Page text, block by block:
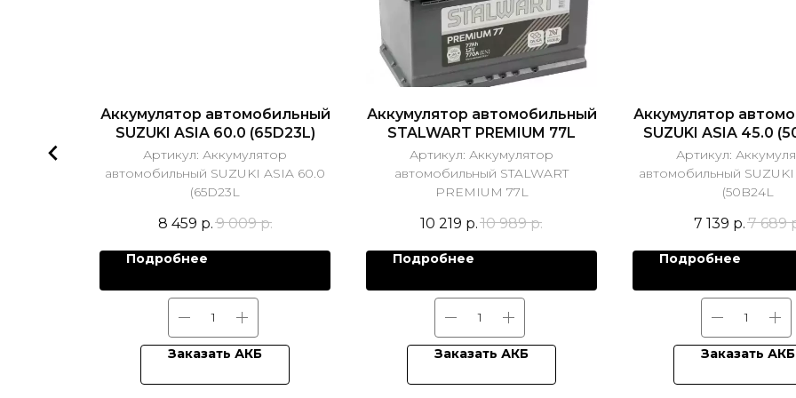
Аккумулятор автомобильный
SUZUKI ASIA 60.0 (65D23L)
Артикул: Аккумулятор
автомобильный SUZUKI ASIA 60.0
(65D23L
8 459 р.9 009 р.
Подробнее
Заказать АКБ
Аккумулятор автомобильный
STALWART PREMIUM 77L
Артикул: Аккумулятор
автомобильный STALWART
PREMIUM 77L
10 219 р. 10 989 р.
Подробнее
Заказать АКБ
Аккумулятор
SUZUKI ASIA 45.0
Артикул:
автомобильный SUZUKI
(50B24L
7 139 р.7 689
Подробнее
Заказать АКБ